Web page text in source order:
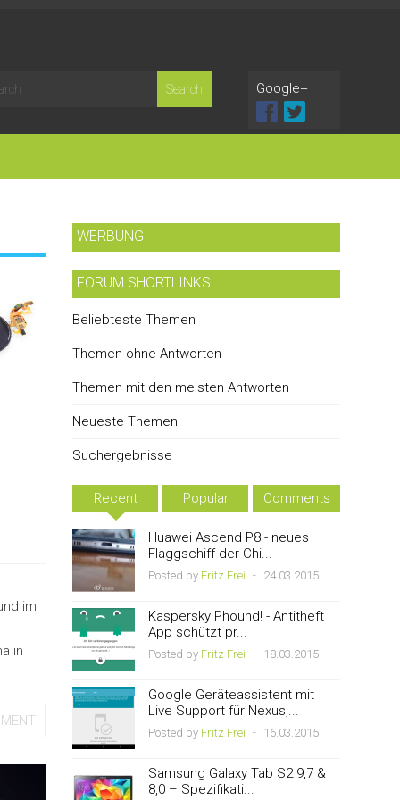
Google+
im
in
WERBUNG
FORUM SHORTLINKS
Beliebteste Themen
Themen ohne Antworten
Themen mit den meisten Antworten
Neueste Themen
Suchergebnisse
Recent Popular Comments
Huawei Ascend P8 - neues
Flaggschiff der Chi...
Posted by Fritz Frei - 24.03.2015
Kaspersky Phound! - Antitheft
App schützt pr...
Posted by Fritz Frei - 18.03.2015
Google Geräteassistent mit
Live Support für Nexus,...
Posted by Fritz Frei - 16.03.2015
Samsung Galaxy Tab S2 9,7 &
8,0 – Spezifikati...